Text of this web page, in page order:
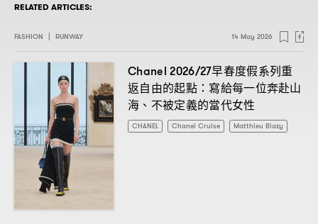
RELATED ARTICLES:
FASHION RUNWAY 14 May 2026
Chanel 2026/27早春度假系列重
返自由的起點： 寫給每一位奔赴山
海、不被定義的當代女性
CHANEL Chanel Cruise Matthieu Blazy